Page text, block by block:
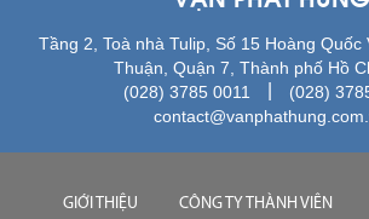
Tầng 2, Toà nhà Tulip, Số 15 Hoàng Quốc
Thuận, Quận 7, Thành phố Hồ
(028) 3785 0011
(028)
GIỚI THIỆU CÔNG TY THÀNH VIÊN